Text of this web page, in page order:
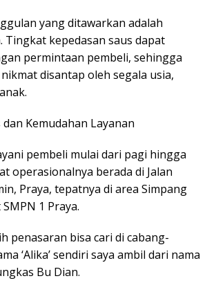
yang ditawarkan adalah
Tingkat kepedasan saus dapat
permintaan pembeli, sehingga
disantap oleh segala usia,
Kemudahan Layanan
pembeli mulai dari pagi hingga
operasionalnya berada di Jalan
Praya, tepatnya di area Simpang
1 Praya.
penasaran bisa cari di cabang-
‘Alika’ sendiri saya ambil dari nama
Bu Dian.